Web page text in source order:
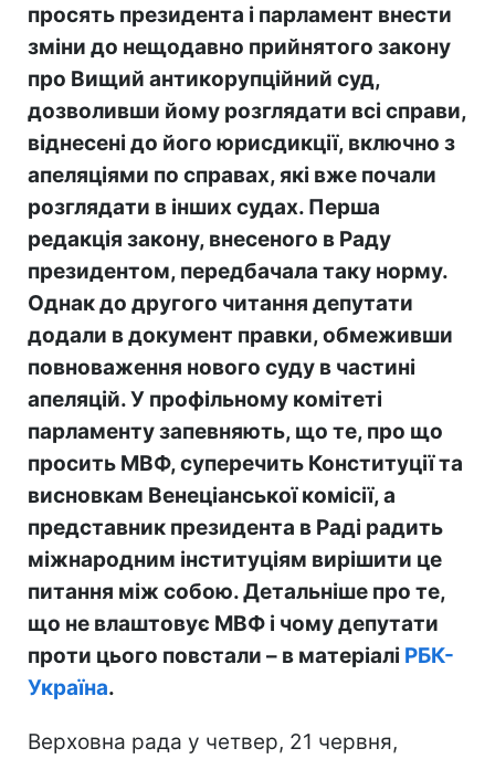
просять президента і парламент внести
зміни до нещодавно прийнятого закону
про Вищий антикорупційний суд,
дозволивши йому розглядати всі справи,
віднесені до його юрисдикції, включно з
апеляціями по справах, які вже почали
розглядати в інших судах. Перша
редакція закону, внесеного в Раду
президентом, передбачала таку норму.
Однак до другого читання депутати
додали в документ правки, обмеживши
повноваження нового суду в частині
апеляцій. У профільному комітеті
парламенту запевняють, що те, про що
просить МВФ, суперечить Конституції та
висновкам Венеціанської комісії, а
представник президента в Раді радить
міжнародним інституціям вирішити це
питання між собою. Детальніше про те,
що не влаштовує МВФ і чому депутати
проти цього повстали – в матеріалі РБК-
Україна.
Верховна рада у четвер, 21 червня,